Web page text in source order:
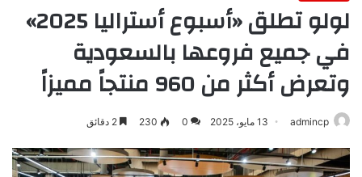
لولو تطلق «أسبوع أستراليا 2025»
في جميع فروعها بالسعودية
وتعرض أكثر من 960 منتجاً مميزاً
admincp 13 مايو، 2025 0
230